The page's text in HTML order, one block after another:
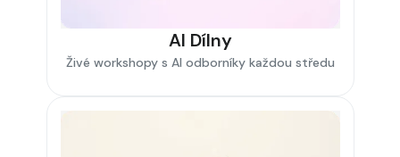
AI Dílny
Živé workshopy s AI odborníky každou středu